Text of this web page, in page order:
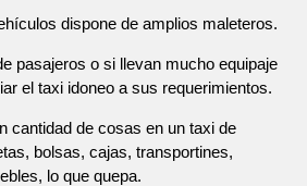
dispone de amplios maleteros.
pasajeros o si llevan mucho equipaje
el taxi idoneo a sus requerimientos.
cantidad de cosas en un taxi de
bolsas, cajas, transportines,
lo que quepa.